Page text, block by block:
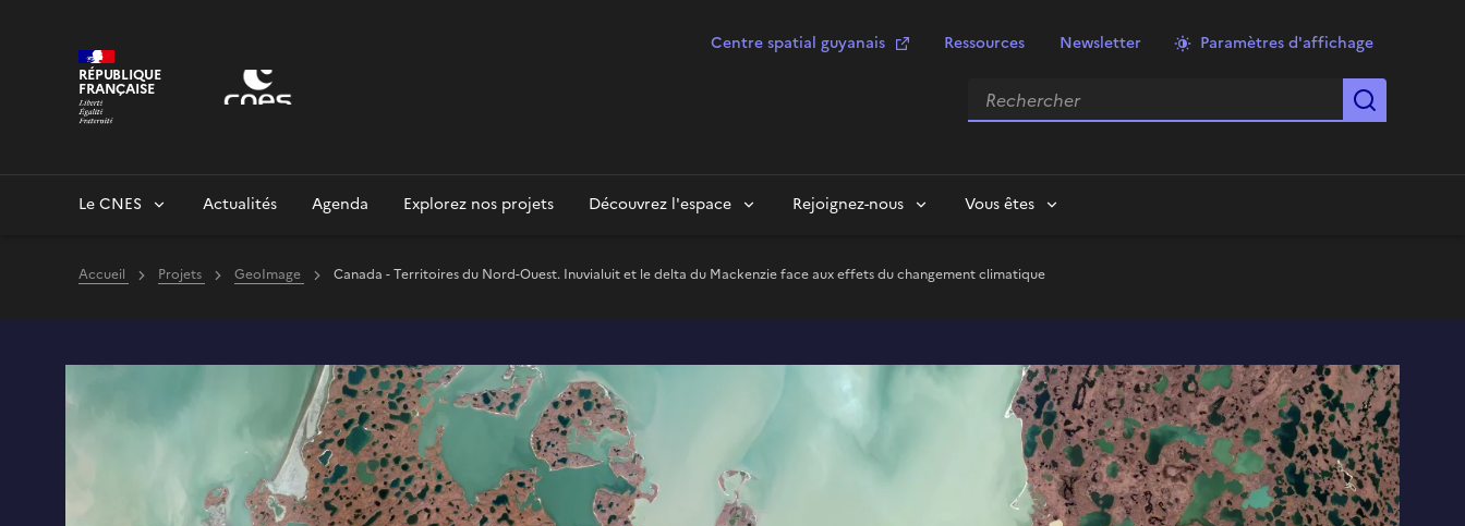
RÉPUBLIQUE
FRANÇAISE
Centre spatial guyanais Ressources Newsletter Paramètres d'affichage
Rechercher
Le CNES Actualités Agenda Explorez nos projets Découvrez l'espace Rejoignez-nous Vous êtes
Accueil Projets GeoImage Canada - Territoires du Nord-Ouest. Inuvialuit et le delta du Mackenzie face aux effets du changement climatique